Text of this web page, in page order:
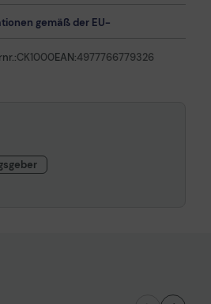
gemäß der EU-
CK1000EAN:4977766779326